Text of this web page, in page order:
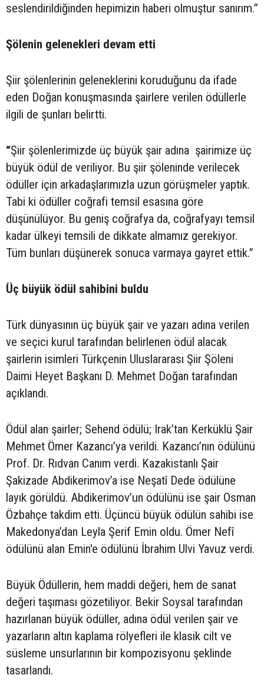
seslendirildiğinden hepimizin haberi olmuştur sanırım.”
Şölenin gelenekleri devam etti
Şiir şölenlerinin geleneklerini koruduğunu da ifade
eden Doğan konuşmasında şairlere verilen ödüllerle
ilgili de şunları belirtti.
“Şiir şölenlerimizde üç büyük şair adına şairimize üç
büyük ödül de veriliyor. Bu şiir şöleninde verilecek
ödüller için arkadaşlarımızla uzun görüşmeler yaptık.
Tabi ki ödüller coğrafi temsil esasına göre
düşünülüyor. Bu geniş coğrafya da, coğrafyayı temsil
kadar ülkeyi temsili de dikkate almamız gerekiyor.
Tüm bunları düşünerek sonuca varmaya gayret ettik.”
Üç büyük ödül sahibini buldu
Türk dünyasının üç büyük şair ve yazarı adına verilen
ve seçici kurul tarafından belirlenen ödül alacak
şairlerin isimleri Türkçenin Uluslararası Şiir Şöleni
Daimi Heyet Başkanı D. Mehmet Doğan tarafından
açıklandı.
Ödül alan şairler; Sehend ödülü; Irak’tan Kerküklü Şair
Mehmet Ömer Kazancı’ya verildi. Kazancı’nın ödülünü
Prof. Dr. Rıdvan Canım verdi. Kazakistanlı Şair
Şakizade Abdikerimov’a ise Neşatî Dede ödülüne
layık görüldü. Abdikerimov’un ödülünü ise şair Osman
Özbahçe takdim etti. Üçüncü büyük ödülün sahibi ise
Makedonya’dan Leyla Şerif Emin oldu. Ömer Nefî
ödülünü alan Emin'e ödülünü İbrahim Ulvi Yavuz verdi.
Büyük Ödüllerin, hem maddi değeri, hem de sanat
değeri taşıması gözetiliyor. Bekir Soysal tarafından
hazırlanan büyük ödüller, adına ödül verilen şair ve
yazarların altın kaplama rölyefleri ile klasik cilt ve
süsleme unsurlarının bir kompozisyonu şeklinde
tasarlandı.